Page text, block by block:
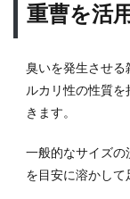
重曹を活
臭いを発生させる
ルカリ性の性質を
きます。
一般的なサイズの
を目安に溶かして